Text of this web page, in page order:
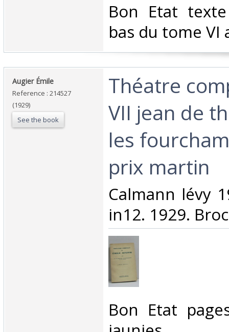
‎Bon Etat
bas du tome VI
‎Augier Émile‎
Reference : 214527
(1929)
See the book
‎Théatre
VII jean de
les
prix martin‎
‎Calmann lévy
in12. 1929.
‎Bon Etat